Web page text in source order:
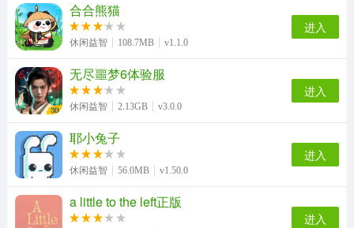
合合熊猫
休闲益智 108.7MB v1.1.0
进入
无尽噩梦6体验服
休闲益智 2.13GB v3.0.0
进入
耶小兔子
休闲益智 56.0MB v1.50.0
进入
a little to the left正版
进入